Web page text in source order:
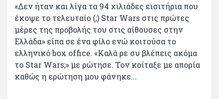
«Δεν ήταν και λίγα τα 94 χιλιάδες εισιτήρια που
έκοψε το τελευταίο (;) Star Wars στις πρώτες
μέρες της προβολής του στις αίθουσες στην
Ελλάδα» είπα σε ένα φίλο ενώ κοιτούσα το
ελληνικό box office. «Καλά ρε συ βλέπεις ακόμα
το Star Wars;» με ρώτησε. Τον κοίταξε με απορία
καθώς η ερώτηση μου φάνηκε...